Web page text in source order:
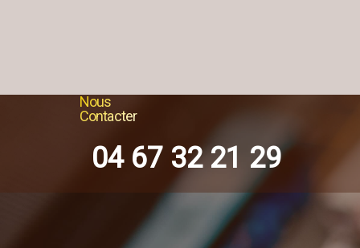
Nous
Contacter
04 67 32 21 29